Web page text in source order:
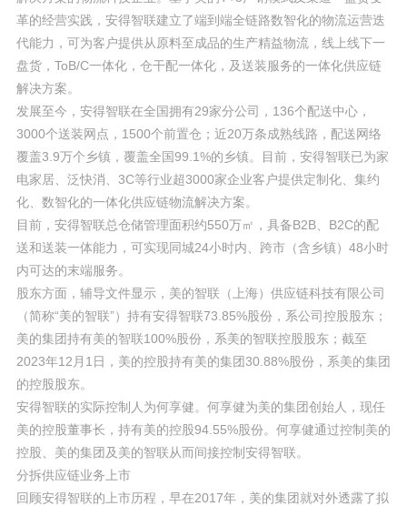
革的经营实践，安得智联建立了端到端全链路数智化的物流运营迭
代能力，可为客户提供从原料至成品的生产精益物流，线上线下一
盘货，ToB/C一体化，仓干配一体化，及送装服务的一体化供应链
解决方案。
发展至今，安得智联在全国拥有29家分公司，136个配送中心，
3000个送装网点，1500个前置仓；近20万条成熟线路，配送网络
覆盖3.9万个乡镇，覆盖全国99.1%的乡镇。目前，安得智联已为家
电家居、泛快消、3C等行业超3000家企业客户提供定制化、集约
化、数智化的一体化供应链物流解决方案。
目前，安得智联总仓储管理面积约550万㎡，具备B2B、B2C的配
送和送装一体能力，可实现同城24小时内、跨市（含乡镇）48小时
内可达的末端服务。
股东方面，辅导文件显示，美的智联（上海）供应链科技有限公司
（简称“美的智联”）持有安得智联73.85%股份，系公司控股股东；
美的集团持有美的智联100%股份，系美的智联控股股东；截至
2023年12月1日，美的控股持有美的集团30.88%股份，系美的集团
的控股股东。
安得智联的实际控制人为何享健。何享健为美的集团创始人，现任
美的控股董事长，持有美的控股94.55%股份。何享健通过控制美的
控股、美的集团及美的智联从而间接控制安得智联。
分拆供应链业务上市
回顾安得智联的上市历程，早在2017年，美的集团就对外透露了拟